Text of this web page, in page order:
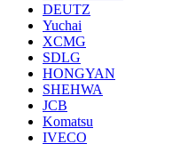
DEUTZ
Yuchai
XCMG
SDLG
HONGYAN
SHEHWA
JCB
Komatsu
IVECO